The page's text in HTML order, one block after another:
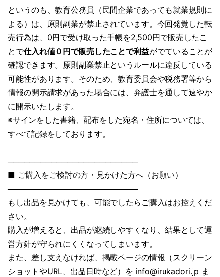
というのも、教育公務員（民間企業であっても就業規則に
よる）は、原則副業が禁止されています。今回発覚した転
売行為は、0円で受け取った手帳を2,500円で販売したこ
とで仕入れ値０円で販売したことで利益がでていることが
確認できます。原則副業禁止というルールに違反している
可能性があります。そのため、教育委員会や税務署等から
情報の開示請求があった場合には、弁護士を通して速やか
に開示いたします。
※サインをした書籍、配布をした宛名・住所については、
すべて記録をしております。
────────────────────────
■ ご購入をご検討の方・見かけた方へ（お願い）
────────────────────────
もし出品を見かけても、可能でしたらご購入はお控えくだ
さい。
購入が増えると、出品が継続しやすくなり、結果として運
営方針が守られにくくなってしまいます。
また、差し支えなければ、掲載ページの情報（スクリーン
ショットやURL、出品日時など）を info@irukadori.jp ま